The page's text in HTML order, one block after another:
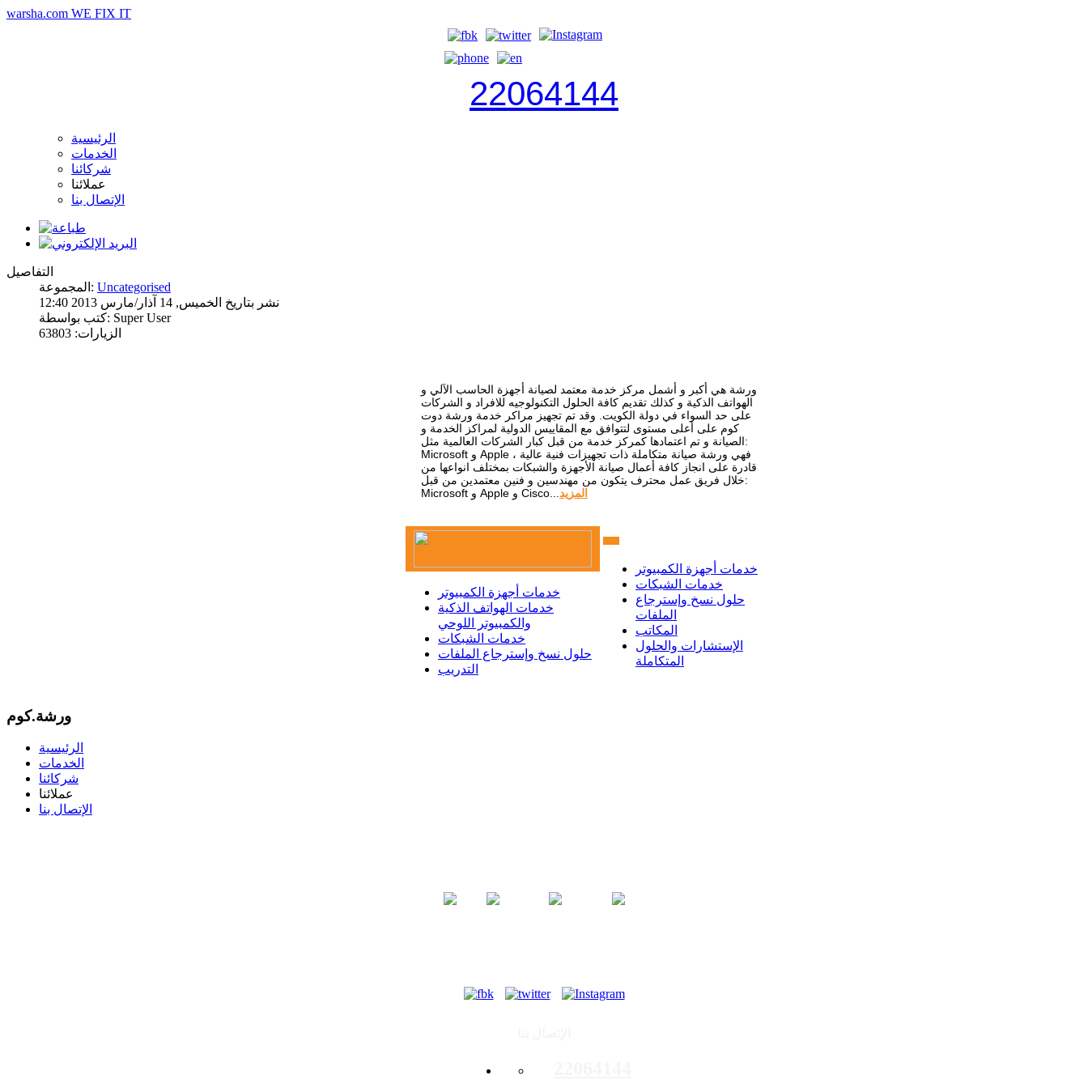
warsha.com WE FIX IT
22064144
الرئيسية
الخدمات
شركائنا
عملائنا
الإتصال بنا
التفاصيل
المجموعة: Uncategorised
نشر بتاريخ الخميس, 14 آذار/مارس 2013 12:40
كتب بواسطة: Super User
الزيارات: 63803
ورشة هي أكبر و أشمل مركز خدمة معتمد لصيانة أجهزة الحاسب الآلي و
الهواتف الذكية و كذلك تقديم كافة الحلول التكنولوجيه للافراد و الشركات
على حد السواء في دولة الكويت. وقد تم تجهيز مراكر خدمة ورشة دوت
كوم على أعلى مستوى لتتوافق مع المقاييس الدولية لمراكز الخدمة و
الصيانة و تم اعتمادها كمركز خدمة من قبل كبار الشركات العالمية مثل:
Microsoft و Apple ، فهي ورشة صيانة متكاملة ذات تجهيزات فنية عالية
قادرة على انجاز كافة أعمال صيانة الأجهزة والشبكات بمختلف انواعها من
خلال فريق عمل محترف يتكون من مهندسين و فنين معتمدين من قبل:
Microsoft و Apple و Cisco... المزيد
خدمات أجهزة الكمبيوتر
خدمات الهواتف الذكية
والكمبيوتر اللوحي
خدمات الشبكات
حلول نسخ وإسترجاع الملفات
التدريب
خدمات أجهزة الكمبيوتر
خدمات الشبكات
حلول نسخ وإسترجاع
الملفات
المكاتب
الإستشارات والحلول
المتكاملة
ورشة.كوم
الرئيسية
الخدمات
شركائنا
عملائنا
الإتصال بنا